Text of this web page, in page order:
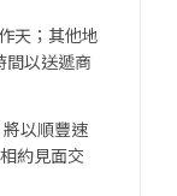
天；其他地
間以送遞商
以順豐速
約見面交